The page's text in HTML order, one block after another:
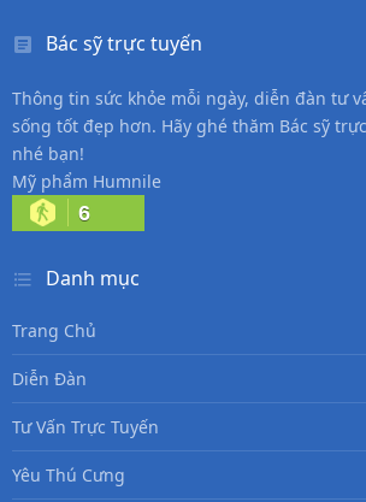
Bác sỹ trực tuyến
Thông tin sức khỏe mỗi ngày, diễn đàn tư
sống tốt đẹp hơn. Hãy ghé thăm Bác sỹ
nhé bạn!
Mỹ phẩm Humnile
6
Danh mục
Trang Chủ
Diễn Đàn
Tư Vấn Trực Tuyến
Yêu Thú Cưng